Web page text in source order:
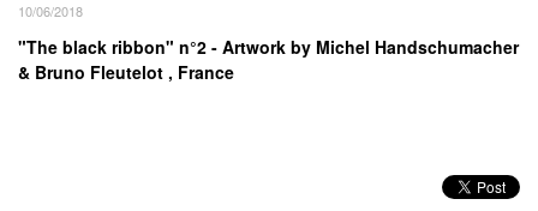
10/06/2018
"The black ribbon" n°2 - Artwork by Michel Handschumacher
& Bruno Fleutelot , France